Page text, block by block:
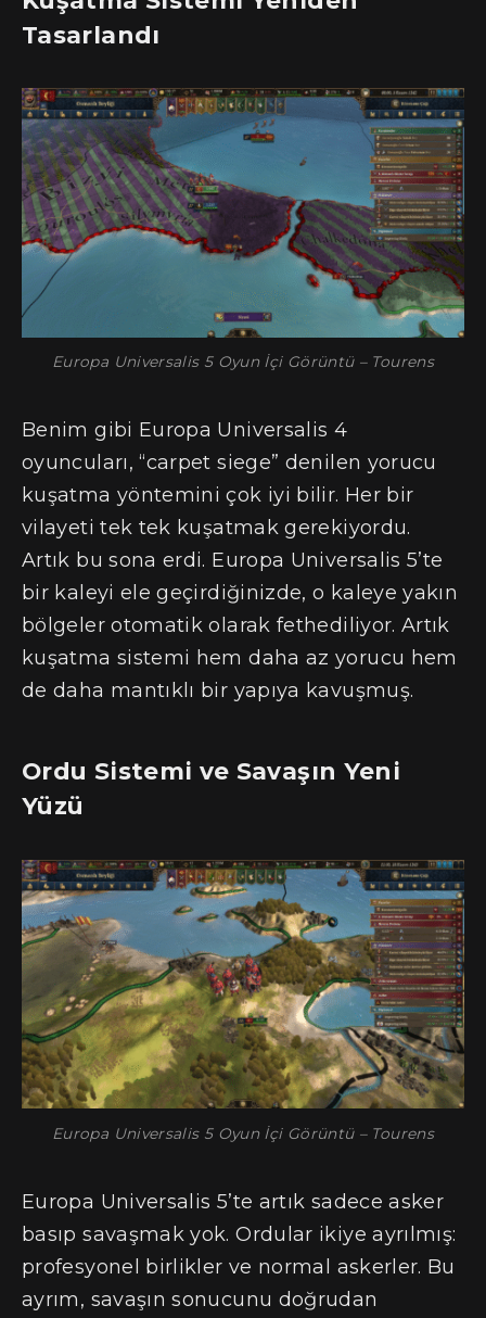
Tasarlandı
Europa Universalis 5 Oyun İçi Görüntü – Tourens
Benim gibi Europa Universalis 4
oyuncuları, “carpet siege” denilen yorucu
kuşatma yöntemini çok iyi bilir. Her bir
vilayeti tek tek kuşatmak gerekiyordu.
Artık bu sona erdi. Europa Universalis 5’te
bir kaleyi ele geçirdiğinizde, o kaleye yakın
bölgeler otomatik olarak fethediliyor. Artık
kuşatma sistemi hem daha az yorucu hem
de daha mantıklı bir yapıya kavuşmuş.
Ordu Sistemi ve Savaşın Yeni
Yüzü
Europa Universalis 5 Oyun İçi Görüntü – Tourens
Europa Universalis 5’te artık sadece asker
basıp savaşmak yok. Ordular ikiye ayrılmış:
profesyonel birlikler ve normal askerler. Bu
ayrım, savaşın sonucunu doğrudan